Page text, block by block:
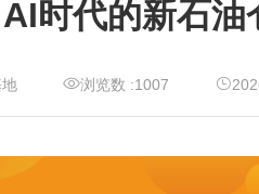
时代的新石油
浏览数 :1007